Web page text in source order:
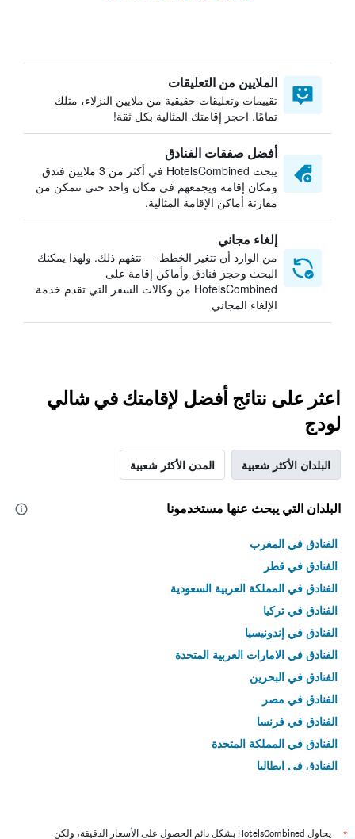
الملايين من التعليقات
تقييمات وتعليقات حقيقية من ملايين النزلاء، مثلك
تمامًا. احجز إقامتك المثالية بكل ثقة!
أفضل صفقات الفنادق
يبحث HotelsCombined في أكثر من 3 ملايين فندق
ومكان إقامة ويجمعهم في مكان واحد حتى تتمكن من
مقارنة أماكن الإقامة المثالية.
إلغاء مجاني
من الوارد أن تتغير الخطط — نتفهم ذلك. ولهذا يمكنك
البحث وحجز فنادق وأماكن إقامة على
HotelsCombined من وكالات السفر التي تقدم خدمة
الإلغاء المجاني
اعثر على نتائج أفضل لإقامتك في شالي
لودج
البلدان الأكثر شعبية المدن الأكثر شعبية
البلدان التي يبحث عنها مستخدمونا
الفنادق في المغرب
الفنادق في قطر
الفنادق في المملكة العربية السعودية
الفنادق في تركيا
الفنادق في إندونيسيا
الفنادق في الامارات العربية المتحدة
الفنادق في البحرين
الفنادق في مصر
الفنادق في فرنسا
الفنادق في المملكة المتحدة
الفنادق في إيطاليا
* يحاول HotelsCombined بشكل دائم الحصول على الأسعار الدقيقة، ولكن